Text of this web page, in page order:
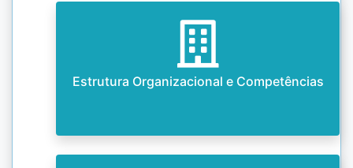
Estrutura Organizacional e Competências